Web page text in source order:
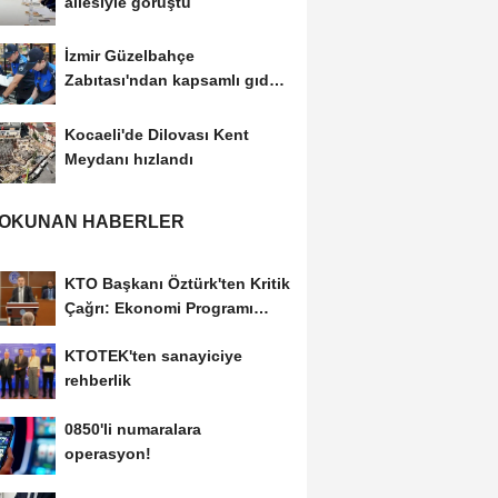
İzmir Güzelbahçe
Zabıtası'ndan kapsamlı gıda
Kocaeli'de Dilovası Kent
Meydanı hızlandı
HABERLER
KTO Başkanı Öztürk'ten Kritik
Çağrı: Ekonomi Programı
KTOTEK'ten sanayiciye
rehberlik
0850'li numaralara
operasyon!